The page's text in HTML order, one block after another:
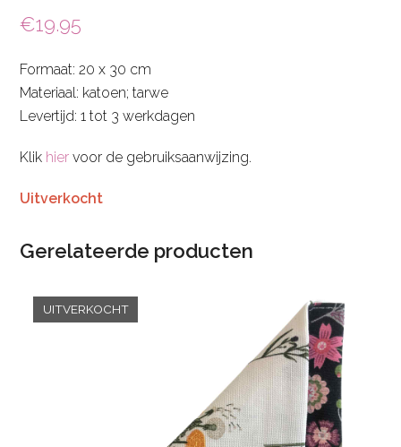
€19.95
Formaat: 20 x 30 cm
Materiaal: katoen; tarwe
Levertijd: 1 tot 3 werkdagen
Klik hier voor de gebruiksaanwijzing.
Uitverkocht
Gerelateerde producten
UITVERKOCHT